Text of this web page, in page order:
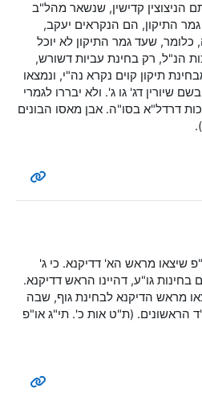
הניצוצין קדישין, שנשאר מהל"ב
גמר התיקון, הם הנקראים יעקב,
כלומר, שעד גמר התיקון לא יוכל
הנ"ל, רק בחינת עביות דשורש,
תיקון קוים נקרא נה"י, ונמצאו
שיורין דג' גו ג'. ולא יבררו לגמרי
דרדל"א בסו"ה. אבן מאסו הבונים
שיצאו מראש הא' דדיקנא. כי ג'
בחינות גו"ע, דהיינו הראש דדיקנא.
מראש הדיקנא לבחינת גוף, שבה
(ת"ט אות כ'. תי"ג או"פ